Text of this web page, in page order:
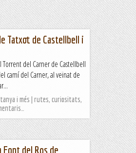
Tatxot de Castellbell i
del Carner de Castellbell
camí del Carner, al veïnat de
i més | rutes, curiositats,
del Ros de